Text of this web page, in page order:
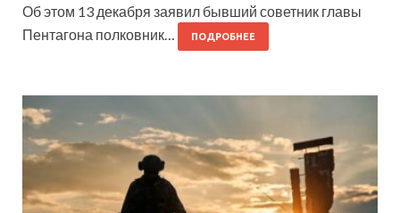
Об этом 13 декабря заявил бывший советник главы
Пентагона полковник…
ПОДРОБНЕЕ